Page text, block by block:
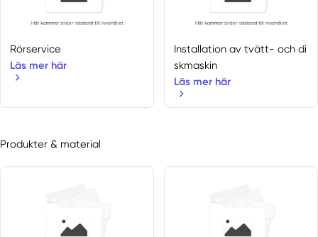
Rörservice
Läs mer här
Installation av tvätt- och di
skmaskin
Läs mer här
Produkter & material